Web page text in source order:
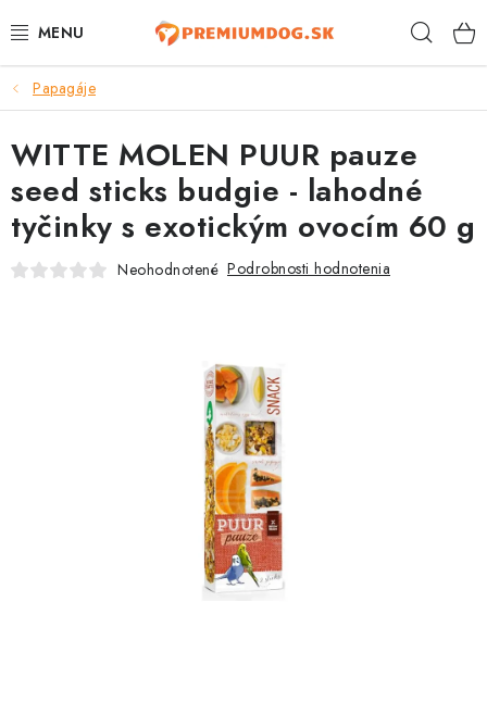
na
TOP 100 PRODUKTOV
NOVINKY
AKCIE
ÚTULKY
Papagáje
WITTE MOLEN PUUR pauze
seed sticks budgie - lahodné
tyčinky s exotickým ovocím 60 g
Neohodnotené Podrobnosti hodnotenia